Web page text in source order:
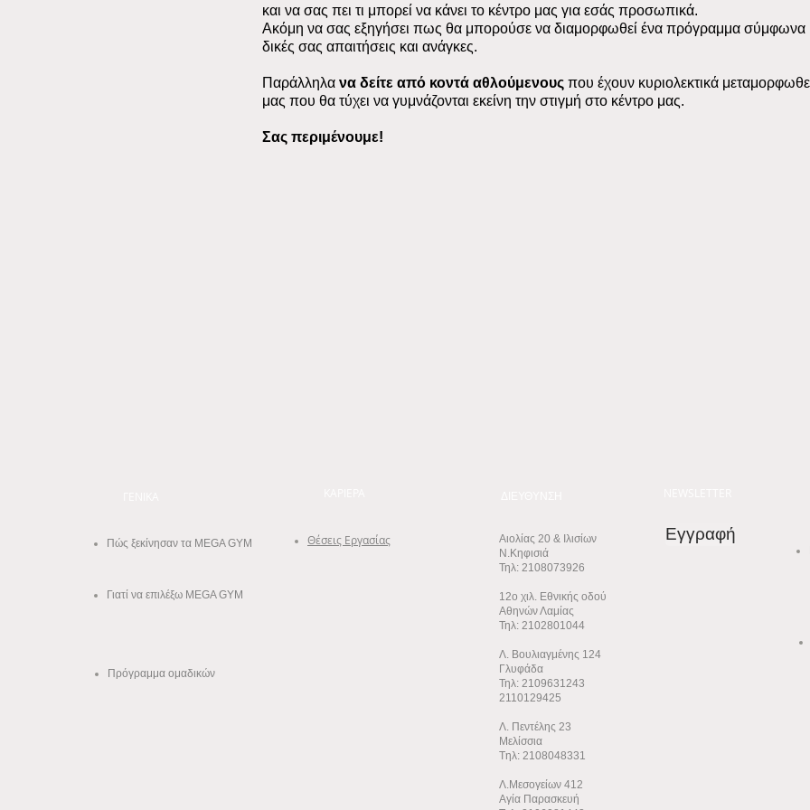
και να σας πει τι μπορεί να κάνει το κέντρο μας για εσάς προσωπικά.
Ακόμη να σας εξηγήσει πως θα μπορούσε να διαμορφωθεί ένα πρόγραμμα σύμφωνα
δικές σας απαιτήσεις και ανάγκες.
Παράλληλα να δείτε από κοντά αθλούμενους που έχουν κυριολεκτικά
μας που θα τύχει να γυμνάζονται εκείνη την στιγμή στο κέντρο μας.
Σας περιμένουμε!
Πώς ξεκίνησαν τα MEGA GYM Θέσεις Εργασίας
Γιατί να επιλέξω MEGA GYM
Πρόγραμμα ομαδικών
Αιολίας 20 & Ιλισίων
Ν.Κηφισιά
Τηλ: 2108073926
12ο χιλ. Εθνικής οδού
Αθηνών Λαμίας
Τηλ: 2102801044
Λ. Βουλιαγμένης 124
Γλυφάδα
Τηλ: 2109631243
2110129425
Λ. Πεντέλης 23
Μελίσσια
Tηλ: 2108048331
Λ.Μεσογείων 412
Αγία Παρασκευή
Εγγραφή